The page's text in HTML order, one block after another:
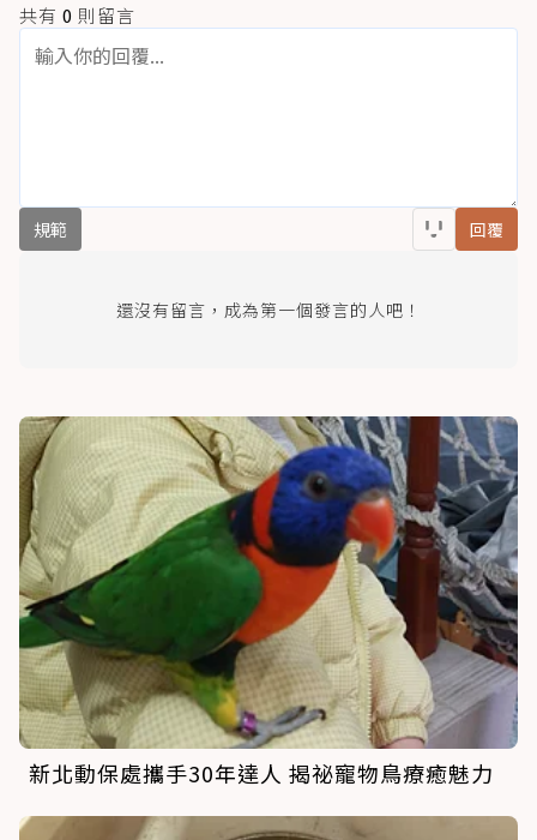
共有 0 則留言
規範 回覆
還沒有留言，成為第一個發言的人吧！
新北動保處攜手30年達人 揭祕寵物鳥療癒魅力